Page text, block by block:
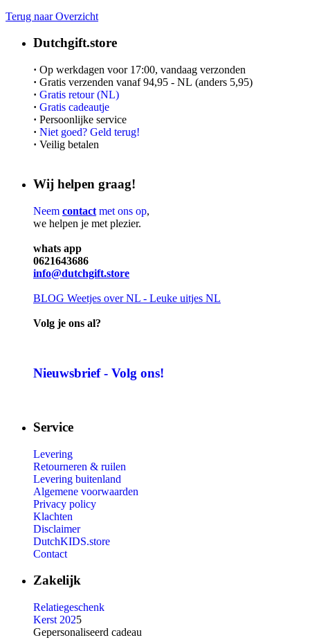
Terug naar Overzicht
Dutchgift.store
· Op werkdagen voor 17:00, vandaag verzonden
· Gratis verzenden vanaf 94,95 - NL (anders 5,95)
· Gratis retour (NL)
· Gratis cadeautje
· Persoonlijke service
· Niet goed? Geld terug!
· Veilig betalen
Wij helpen graag!
Neem contact met ons op,
we helpen je met plezier.
whats app
0621643686
info@dutchgift.store
BLOG Weetjes over NL - Leuke uitjes NL
Volg je ons al?
Nieuwsbrief - Volg ons!
Service
Levering
Retourneren & ruilen
Levering buitenland
Algemene voorwaarden
Privacy policy
Klachten
Disclaimer
DutchKIDS.store
Contact
Zakelijk
Relatiegeschenk
Kerst 2025
Gepersonaliseerd cadeau